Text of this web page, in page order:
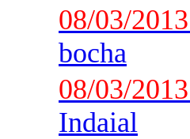
08/03/2013
bocha
08/03/2013
Indaial